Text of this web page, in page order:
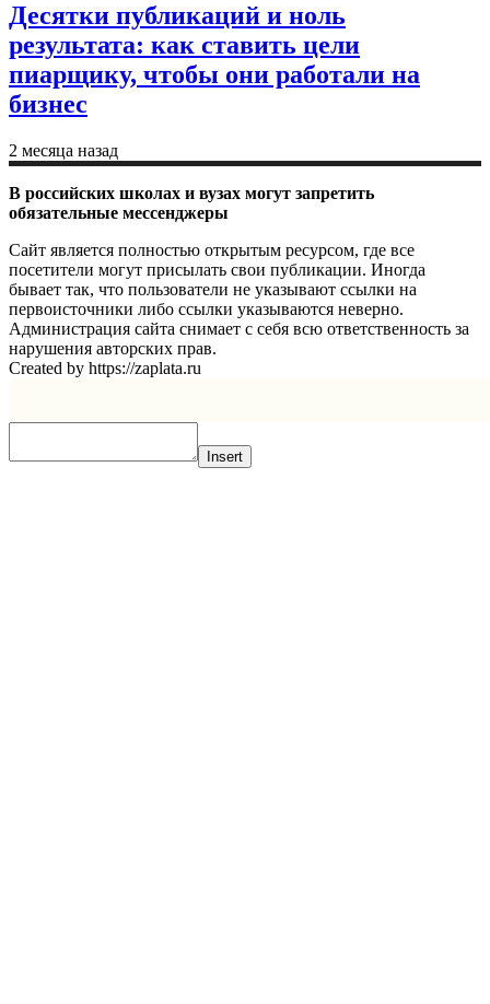
Десятки публикаций и ноль
результата: как ставить цели
пиарщику, чтобы они работали на
бизнес
2 месяца назад
В российских школах и вузах могут запретить
обязательные мессенджеры
Сайт является полностью открытым ресурсом, где все
посетители могут присылать свои публикации. Иногда
бывает так, что пользователи не указывают ссылки на
первоисточники либо ссылки указываются неверно.
Администрация сайта снимает с себя всю ответственность за
нарушения авторских прав.
Created by https://zaplata.ru
Insert